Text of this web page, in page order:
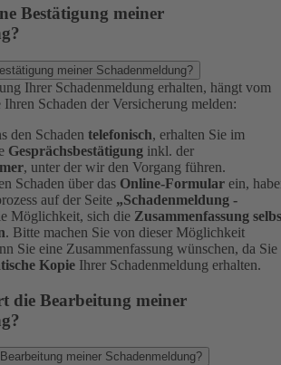
Bestätigung meiner
meiner Schadenmeldung?
Ihrer Schadenmeldung erhalten, hängt vom
Schaden der Versicherung melden:
den Schaden telefonisch, erhalten Sie im
Gesprächsbestätigung inkl. der
, unter der wir den Vorgang führen.
Schaden über das Online-Formular ein,
auf der Seite „Schadenmeldung -
Möglichkeit, sich die Zusammenfassung
. Bitte machen Sie von dieser Möglichkeit
Sie eine Zusammenfassung wünschen, da Sie
Kopie Ihrer Schadenmeldung erhalten.
die Bearbeitung meiner
meiner Schadenmeldung?